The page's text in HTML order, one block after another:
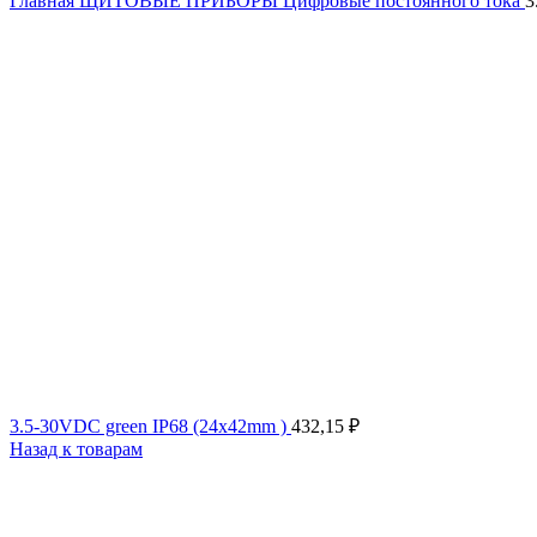
3.5-30VDC green IP68 (24x42mm ) 432,15 ₽
Назад к товарам